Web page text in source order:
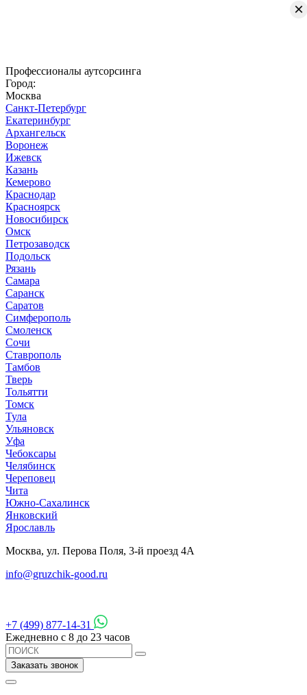
Профессионалы аутсорсинга
Город:
Москва
Санкт-Петербург
Екатеринбург
Архангельск
Воронеж
Ижевск
Казань
Кемерово
Краснодар
Красноярск
Новосибирск
Омск
Петрозаводск
Подольск
Рязань
Самара
Саранск
Саратов
Симферополь
Смоленск
Сочи
Ставрополь
Тамбов
Тверь
Тольятти
Томск
Тула
Ульяновск
Уфа
Чебоксары
Челябинск
Череповец
Чита
Южно-Сахалинск
Янковский
Ярославль
Москва, ул. Перова Поля, 3-й проезд 4А
info@gruzchik-good.ru
+7 (499) 877-14-31
Ежедневно с 8 до 23 часов
Заказать звонок
×